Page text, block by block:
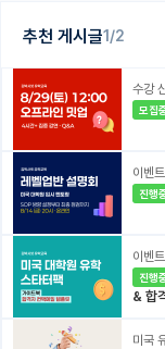
추천 게시글1/2
수강
모집
이벤트
진행
이벤트
진행
& 합
미국